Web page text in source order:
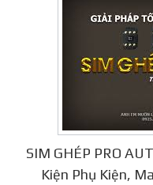
SIM GHÉP PRO
Kiện Phụ Kiện,